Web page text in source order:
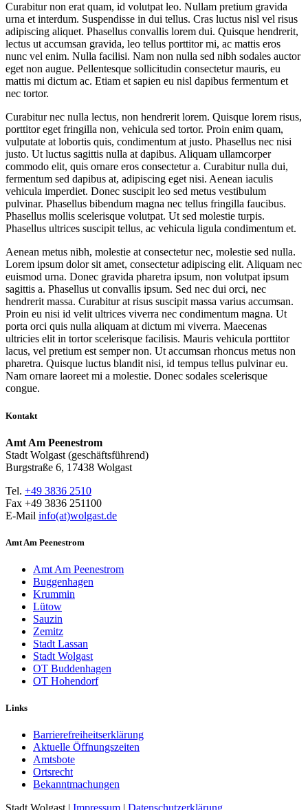
Curabitur non erat quam, id volutpat leo. Nullam pretium gravida
urna et interdum. Suspendisse in dui tellus. Cras luctus nisl vel risus
adipiscing aliquet. Phasellus convallis lorem dui. Quisque hendrerit,
lectus ut accumsan gravida, leo tellus porttitor mi, ac mattis eros
nunc vel enim. Nulla facilisi. Nam non nulla sed nibh sodales auctor
eget non augue. Pellentesque sollicitudin consectetur mauris, eu
mattis mi dictum ac. Etiam et sapien eu nisl dapibus fermentum et
nec tortor.
Curabitur nec nulla lectus, non hendrerit lorem. Quisque lorem risus,
porttitor eget fringilla non, vehicula sed tortor. Proin enim quam,
vulputate at lobortis quis, condimentum at justo. Phasellus nec nisi
justo. Ut luctus sagittis nulla at dapibus. Aliquam ullamcorper
commodo elit, quis ornare eros consectetur a. Curabitur nulla dui,
fermentum sed dapibus at, adipiscing eget nisi. Aenean iaculis
vehicula imperdiet. Donec suscipit leo sed metus vestibulum
pulvinar. Phasellus bibendum magna nec tellus fringilla faucibus.
Phasellus mollis scelerisque volutpat. Ut sed molestie turpis.
Phasellus ultrices suscipit tellus, ac vehicula ligula condimentum et.
Aenean metus nibh, molestie at consectetur nec, molestie sed nulla.
Lorem ipsum dolor sit amet, consectetur adipiscing elit. Aliquam nec
euismod urna. Donec gravida pharetra ipsum, non volutpat ipsum
sagittis a. Phasellus ut convallis ipsum. Sed nec dui orci, nec
hendrerit massa. Curabitur at risus suscipit massa varius accumsan.
Proin eu nisi id velit ultrices viverra nec condimentum magna. Ut
porta orci quis nulla aliquam at dictum mi viverra. Maecenas
ultricies elit in tortor scelerisque facilisis. Mauris vehicula porttitor
lacus, vel pretium est semper non. Ut accumsan rhoncus metus non
pharetra. Quisque luctus blandit nisi, id tempus tellus pulvinar eu.
Nam ornare laoreet mi a molestie. Donec sodales scelerisque
congue.
Kontakt
Amt Am Peenestrom
Stadt Wolgast (geschäftsführend)
Burgstraße 6, 17438 Wolgast
Tel. +49 3836 2510
Fax +49 3836 251100
E-Mail info(at)wolgast.de
Amt Am Peenestrom
Amt Am Peenestrom
Buggenhagen
Krummin
Lütow
Sauzin
Zemitz
Stadt Lassan
Stadt Wolgast
OT Buddenhagen
OT Hohendorf
Links
Barrierefreiheitserklärung
Aktuelle Öffnungszeiten
Amtsbote
Ortsrecht
Bekannt­machungen